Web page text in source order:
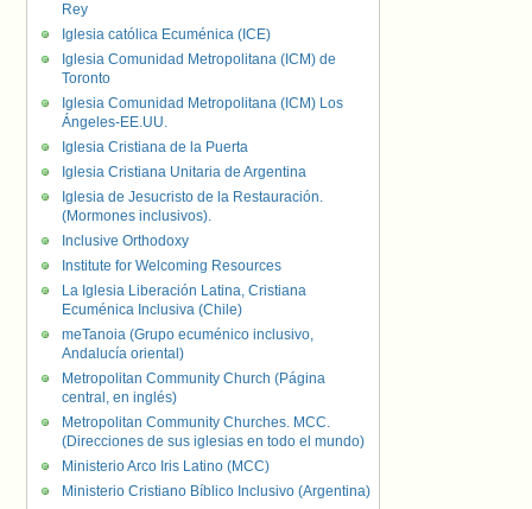
Rey
Iglesia católica Ecuménica (ICE)
Iglesia Comunidad Metropolitana (ICM) de
Toronto
Iglesia Comunidad Metropolitana (ICM) Los
Ángeles-EE.UU.
Iglesia Cristiana de la Puerta
Iglesia Cristiana Unitaria de Argentina
Iglesia de Jesucristo de la Restauración.
(Mormones inclusivos).
Inclusive Orthodoxy
Institute for Welcoming Resources
La Iglesia Liberación Latina, Cristiana
Ecuménica Inclusiva (Chile)
meTanoia (Grupo ecuménico inclusivo,
Andalucía oriental)
Metropolitan Community Church (Página
central, en inglés)
Metropolitan Community Churches. MCC.
(Direcciones de sus iglesias en todo el mundo)
Ministerio Arco Iris Latino (MCC)
Ministerio Cristiano Bíblico Inclusivo (Argentina)